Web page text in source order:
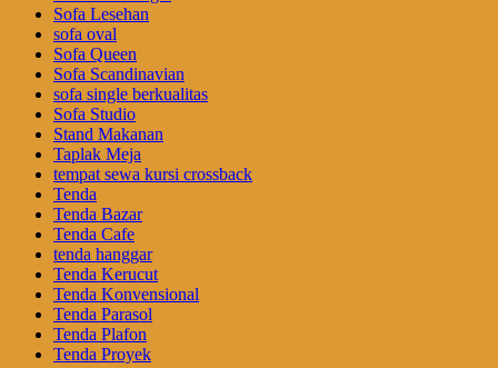
Sofa Lesehan
sofa oval
Sofa Queen
Sofa Scandinavian
sofa single berkualitas
Sofa Studio
Stand Makanan
Taplak Meja
tempat sewa kursi crossback
Tenda
Tenda Bazar
Tenda Cafe
tenda hanggar
Tenda Kerucut
Tenda Konvensional
Tenda Parasol
Tenda Plafon
Tenda Proyek